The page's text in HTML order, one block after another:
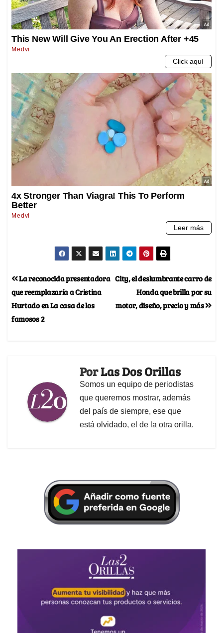
City, el deslumbrante carro de
Honda que brilla por su
motor, diseño, precio y más
La reconocida presentadora
que reemplazaría a Cristina
Hurtado en La casa de los
famosos 2
PorLas Dos Orillas
Somos un equipo de periodistas
que queremos mostrar, además
del país de siempre, ese que
está olvidado, el de la otra orilla.